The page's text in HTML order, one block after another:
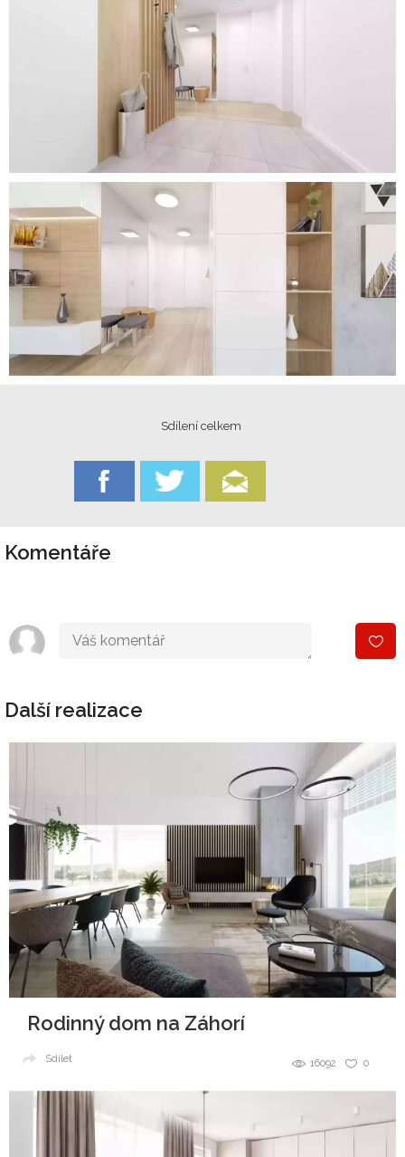
Sdílení celkem
Komentáře
Další realizace
Rodinný dom na Záhorí
0
16092
Sdílet